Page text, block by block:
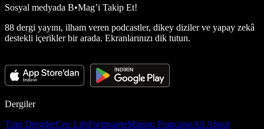
Sosyal medyada B•Mag’i Takip Et!
88 dergi yayını, ilham veren podcastler, dikey diziler ve yapay zekâ
destekli içerikler bir arada. Ekranlarınızı dik tutun.
Dergiler
Tüm DergilerCeo LifeFormsanteMaison FrançaiseAll About